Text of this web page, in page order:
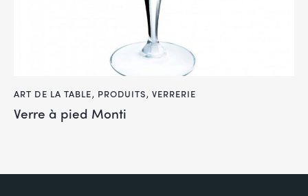
ART DE LA TABLE, PRODUITS, VERRERIE
Verre à pied Monti